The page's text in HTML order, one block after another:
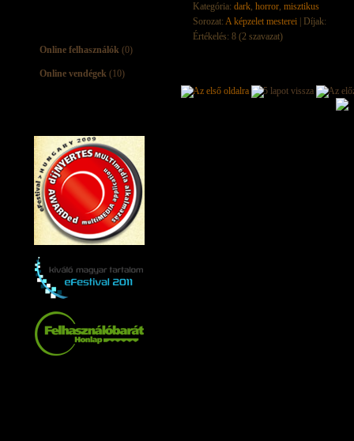
Online felhasználók (0)
Online vendégek (10)
Kategória: dark, horror, misztikus
Sorozat: A képzelet mesterei | Díjak:
Értékelés: 8 (2 szavazat)